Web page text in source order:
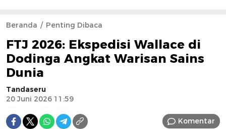
Beranda Penting Dibaca
FTJ 2026: Ekspedisi Wallace di
Dodinga Angkat Warisan Sains
Dunia
Tandaseru
20 Juni 2026 11:59
Komentar